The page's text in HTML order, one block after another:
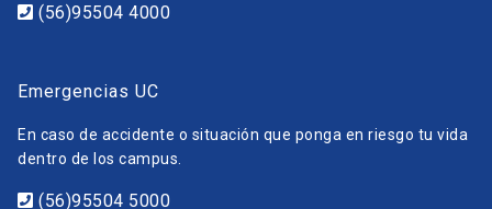
(56)95504 4000
Emergencias UC
En caso de accidente o situación que ponga en riesgo tu vida
dentro de los campus.
(56)95504 5000